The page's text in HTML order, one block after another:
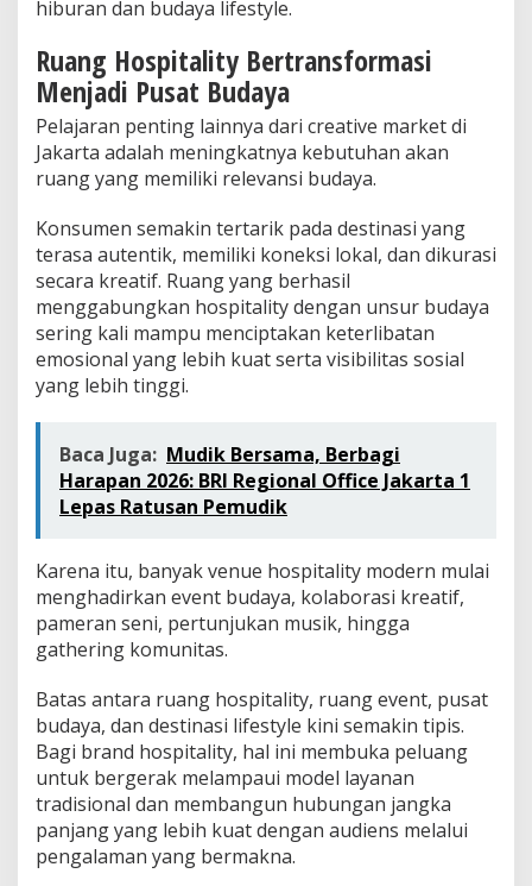
hiburan dan budaya lifestyle.
Ruang Hospitality Bertransformasi
Menjadi Pusat Budaya
Pelajaran penting lainnya dari creative market di
Jakarta adalah meningkatnya kebutuhan akan
ruang yang memiliki relevansi budaya.
Konsumen semakin tertarik pada destinasi yang
terasa autentik, memiliki koneksi lokal, dan dikurasi
secara kreatif. Ruang yang berhasil
menggabungkan hospitality dengan unsur budaya
sering kali mampu menciptakan keterlibatan
emosional yang lebih kuat serta visibilitas sosial
yang lebih tinggi.
Baca Juga: Mudik Bersama, Berbagi
Harapan 2026: BRI Regional Office Jakarta 1
Lepas Ratusan Pemudik
Karena itu, banyak venue hospitality modern mulai
menghadirkan event budaya, kolaborasi kreatif,
pameran seni, pertunjukan musik, hingga
gathering komunitas.
Batas antara ruang hospitality, ruang event, pusat
budaya, dan destinasi lifestyle kini semakin tipis.
Bagi brand hospitality, hal ini membuka peluang
untuk bergerak melampaui model layanan
tradisional dan membangun hubungan jangka
panjang yang lebih kuat dengan audiens melalui
pengalaman yang bermakna.